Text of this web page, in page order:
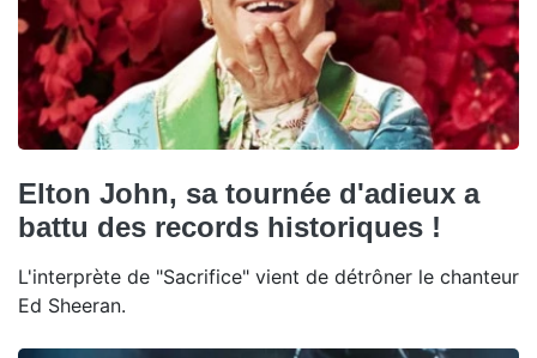
Elton John, sa tournée d'adieux a
battu des records historiques !
L'interprète de "Sacrifice" vient de détrôner le chanteur
Ed Sheeran.